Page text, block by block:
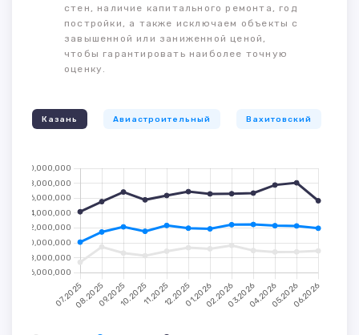
стен, наличие капитального ремонта, год
постройки, а также исключаем объекты с
завышенной или заниженной ценой,
чтобы гарантировать наиболее точную
оценку.
Казань Авиастроительный Вахитовский